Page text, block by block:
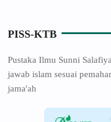
PISS-KTB
Pustaka Ilmu Sunni
jawab islam sesuai
jama'ah